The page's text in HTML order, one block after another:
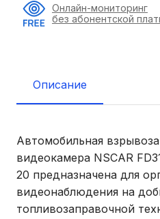
Описание
Автомобильная
видеокамера NSCAR
20 предназначена для
видеонаблюдения на
топливозаправочной
Онлайн-мониторинг
без абонентской